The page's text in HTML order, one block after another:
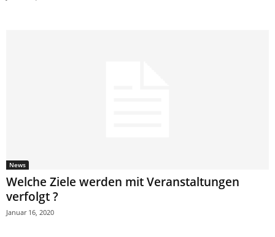
News
Welche Ziele werden mit Veranstaltungen
verfolgt ?
Januar 16, 2020